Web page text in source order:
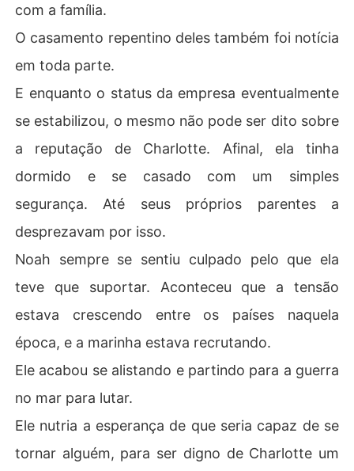
com a família.
O casamento repentino deles também foi notícia
em toda parte.
E enquanto o status da empresa eventualmente
se estabilizou, o mesmo não pode ser dito sobre
a reputação de Charlotte. Afinal, ela tinha
dormido e se casado com um simples
segurança. Até seus próprios parentes a
desprezavam por isso.
Noah sempre se sentiu culpado pelo que ela
teve que suportar. Aconteceu que a tensão
estava crescendo entre os países naquela
época, e a marinha estava recrutando.
Ele acabou se alistando e partindo para a guerra
no mar para lutar.
Ele nutria a esperança de que seria capaz de se
tornar alguém, para ser digno de Charlotte um